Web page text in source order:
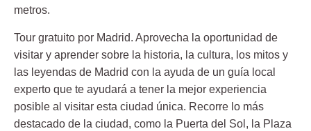
metros.
Tour gratuito por Madrid. Aprovecha la oportunidad de
visitar y aprender sobre la historia, la cultura, los mitos y
las leyendas de Madrid con la ayuda de un guía local
experto que te ayudará a tener la mejor experiencia
posible al visitar esta ciudad única. Recorre lo más
destacado de la ciudad, como la Puerta del Sol, la Plaza